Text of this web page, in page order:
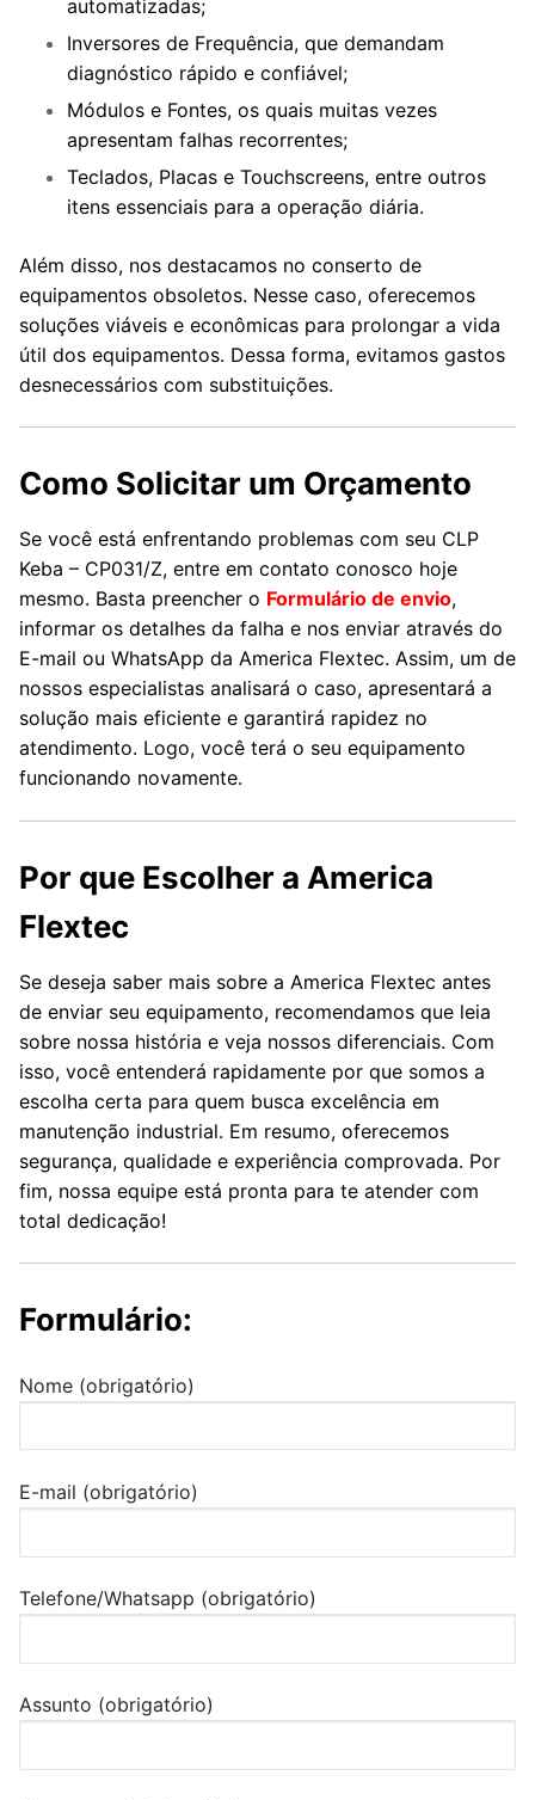
automatizadas;
Inversores de Frequência, que demandam
diagnóstico rápido e confiável;
Módulos e Fontes, os quais muitas vezes
apresentam falhas recorrentes;
Teclados, Placas e Touchscreens, entre outros
itens essenciais para a operação diária.
Além disso, nos destacamos no conserto de
equipamentos obsoletos. Nesse caso, oferecemos
soluções viáveis e econômicas para prolongar a vida
útil dos equipamentos. Dessa forma, evitamos gastos
desnecessários com substituições.
Como Solicitar um Orçamento
Se você está enfrentando problemas com seu CLP
Keba – CP031/Z, entre em contato conosco hoje
mesmo. Basta preencher o Formulário de envio,
informar os detalhes da falha e nos enviar através do
E-mail ou WhatsApp da America Flextec. Assim, um de
nossos especialistas analisará o caso, apresentará a
solução mais eficiente e garantirá rapidez no
atendimento. Logo, você terá o seu equipamento
funcionando novamente.
Por que Escolher a America
Flextec
Se deseja saber mais sobre a America Flextec antes
de enviar seu equipamento, recomendamos que leia
sobre nossa história e veja nossos diferenciais. Com
isso, você entenderá rapidamente por que somos a
escolha certa para quem busca excelência em
manutenção industrial. Em resumo, oferecemos
segurança, qualidade e experiência comprovada. Por
fim, nossa equipe está pronta para te atender com
total dedicação!
Formulário:
Nome (obrigatório)
E-mail (obrigatório)
Telefone/Whatsapp (obrigatório)
Assunto (obrigatório)